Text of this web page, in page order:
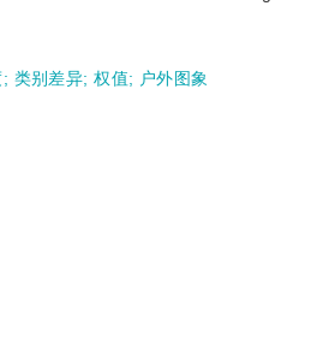
; 类别差异;权值; 户外图象